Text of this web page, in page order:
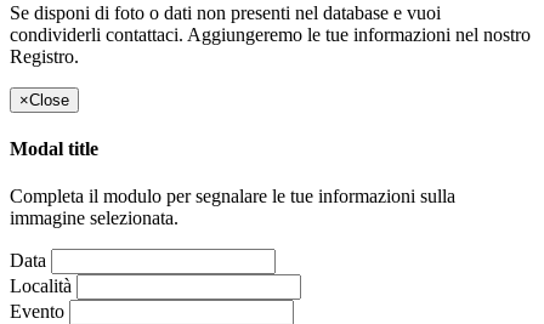
Se disponi di foto o dati non presenti nel database e vuoi
condividerli contattaci. Aggiungeremo le tue informazioni nel nostro
Registro.
×Close
Modal title
Completa il modulo per segnalare le tue informazioni sulla
immagine selezionata.
Data
Località
Evento